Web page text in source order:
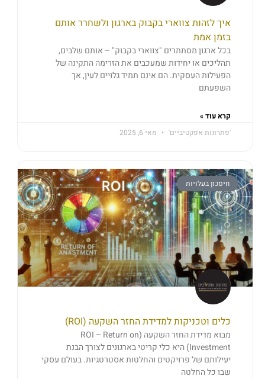
איך לזהות צווארי בקבוק בארגון ולשחרר אותם
בזמן אמת
בכל ארגון מסתתרים "צווארי בקבוק" – אותם שלבים,
תהליכים או יחידות שמעכבים את הזרימה התקינה של
הפעילות העסקית. הם אינם תמיד גלויים לעין, אך
השפעתם
קרא עוד »
'פתרונות אפקטיביים'
מאי 6, 2025
חיסכון בעלויות
כלים וטכניקות למדידת החזר השקעה (ROI)
מבוא מדידת החזר השקעה (ROI – Return on
Investment) היא כלי קריטי בארגונים לצורך הבנת
יעילותם של פרויקטים והחלטות אסטרטגיות. בעולם עסקי
שבו כל החלטה